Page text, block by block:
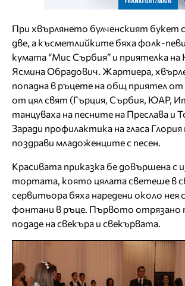
При хвърлянето булченският букет
две, а късметлийките бяха фолк-
кумата “Мис Сърбия” и приятелка на
Ясмина Обрадович. Жартиера,
попадна в ръцете на общ приятел от
от цял свят (Гърция, Сърбия, ЮАР,
танцуваха на песните на Преслава и
Заради профилактика на гласа
поздрави младоженците с песен.
Красивата приказка бе довършена с
тортата, която цялата светеше в
сервитьора бяха наредени около нея
фонтани в ръце. Първото отрязано
подаде на свекъра и свекървата.